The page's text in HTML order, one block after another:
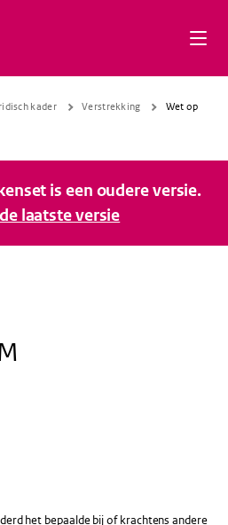
kader Verstrekking
Wet op
is een oudere versie.
laatste versie
het bepaalde bij of krachtens andere